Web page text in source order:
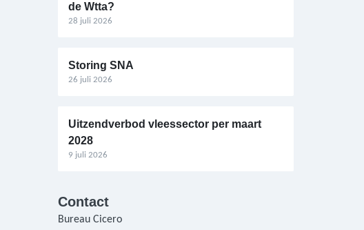
de Wtta?
28 juli 2026
Storing SNA
26 juli 2026
Uitzendverbod vleessector per maart
2028
9 juli 2026
Contact
Bureau Cicero